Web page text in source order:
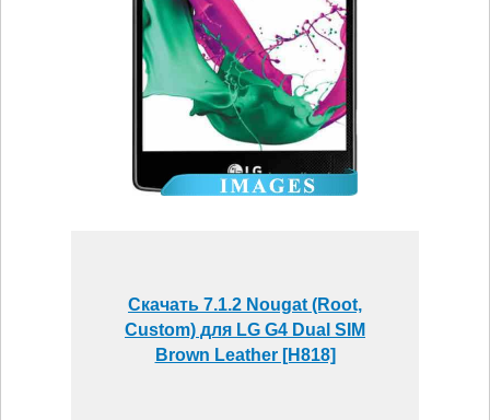
Скачать 7.1.2 Nougat (Root,
Custom) для LG G4 Dual SIM
Brown Leather [H818]